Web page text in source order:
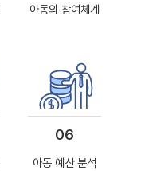
아동의 참여체계
06
아동 예산 분석